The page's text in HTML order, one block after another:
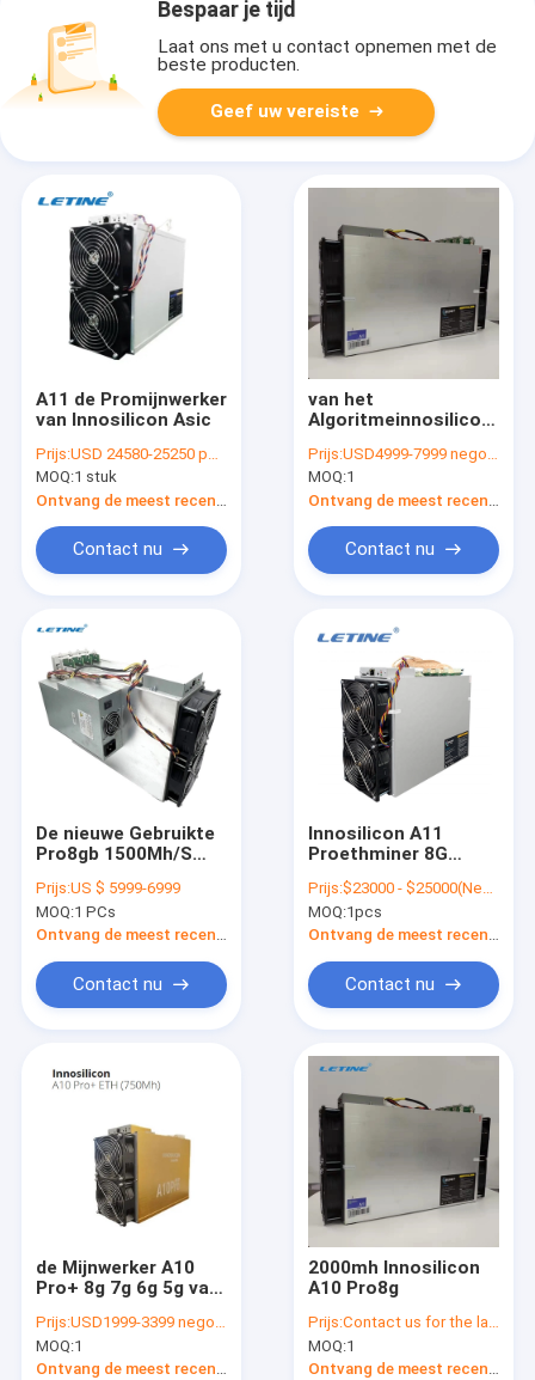
Producten
Video's
Over ons
Neem contact met ons op
Bespaar je tijd
Laat ons met u contact opnemen met de
beste producten.
Geef uw vereiste
A11 de Promijnwerker
van Innosilicon Asic
Prijs:USD 24580-25250 per piece
MOQ:1 stuk
Contact nu
van het
Algoritmeinnosilicon
EtHash de Mijnwerker
A11 Pro8g
Prijs:USD4999-7999 negotiable
MOQ:1
Contact nu
De nieuwe Gebruikte
Pro8gb 1500Mh/S
enz. Mijnwerker
Blockchain Mining
Machine van A11
Prijs:US $ 5999-6999
MOQ:1 PCs
Ontvang de meest recente Prijs
Contact nu
Innosilicon A11
Proethminer 8G
2350W
Prijs:$23000 - $25000(Negotiable)
MOQ:1pcs
Ontvang de meest recente Prijs
Contact nu
de Mijnwerker A10
Pro+ 8g 7g 6g 5g van
Innosilicon Asic
Prijs:USD1999-3399 negotiable
MOQ:1
Ontvang de meest recente Prijs
2000mh Innosilicon
A10 Pro8g
Prijs:Contact us for the latest price
MOQ:1
Ontvang de meest recente Prijs